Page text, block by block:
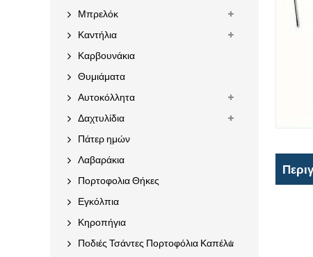
Μπρελόκ
Καντήλια
Καρβουνάκια
Θυμιάματα
Αυτοκόλλητα
Δαχτυλίδια
Πάτερ ημών
Λαβαράκια
Πορτοφολια Θήκες
Εγκόλπια
Κηροπήγια
Ποδιές Τσάντες Πορτοφόλια Καπέλα